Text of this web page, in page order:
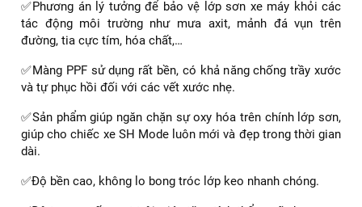
✅Phương án lý tưởng để bảo vệ lớp sơn xe máy khỏi các
tác động môi trường như mưa axit, mảnh đá vụn trên
đường, tia cực tím, hóa chất,…
✅Màng PPF sử dụng rất bền, có khả năng chống trầy xước
và tự phục hồi đối với các vết xước nhẹ.
✅Sản phẩm giúp ngăn chặn sự oxy hóa trên chính lớp sơn,
giúp cho chiếc xe SH Mode luôn mới và đẹp trong thời gian
dài.
✅Độ bền cao, không lo bong tróc lớp keo nhanh chóng.